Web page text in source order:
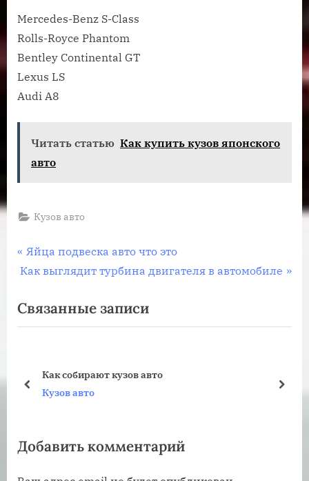
Mercedes-Benz S-Class
Rolls-Royce Phantom
Bentley Continental GT
Lexus LS
Audi A8
Читать статью Как купить кузов японского
авто
Кузов авто
Навигация
записям
П
р
д
ы
щ
з
Яйца подвеска авто что это
С
е
д
щ
з
Как выглядит турбина двигателя в автомобиле
Связанные записи
Как собирают кузов авто
Кузов авто
пред
Добавить комментарий